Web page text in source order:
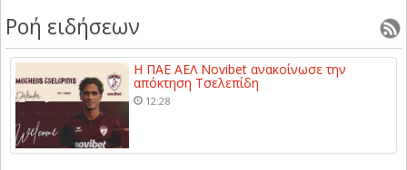
Ροή ειδήσεων
Η ΠΑΕ ΑΕΛ Novibet ανακοίνωσε την
απόκτηση Τσελεπίδη
12:28